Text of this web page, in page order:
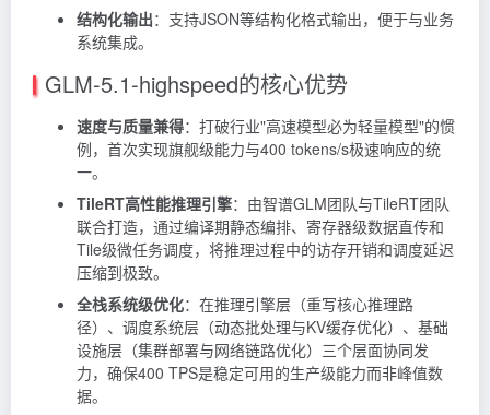
结构化输出：支持JSON等结构化格式输出，便于与业务
系统集成。
GLM-5.1-highspeed的核心优势
速度与质量兼得：打破行业"高速模型必为轻量模型"的惯
例，首次实现旗舰级能力与400 tokens/s极速响应的统
一。
TileRT高性能推理引擎：由智谱GLM团队与TileRT团队
联合打造，通过编译期静态编排、寄存器级数据直传和
Tile级微任务调度，将推理过程中的访存开销和调度延迟
压缩到极致。
全栈系统级优化：在推理引擎层（重写核心推理路
径）、调度系统层（动态批处理与KV缓存优化）、基础
设施层（集群部署与网络链路优化）三个层面协同发
力，确保400 TPS是稳定可用的生产级能力而非峰值数
据。